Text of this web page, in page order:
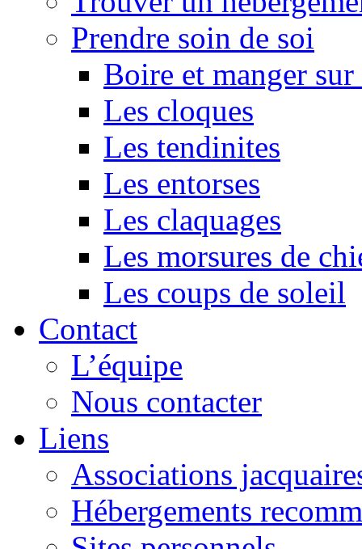
Prendre soin de soi
Boire et manger
Les cloques
Les tendinites
Les entorses
Les claquages
Les morsures de
Les coups de soleil
Contact
L’équipe
Nous contacter
Liens
Associations
Hébergements